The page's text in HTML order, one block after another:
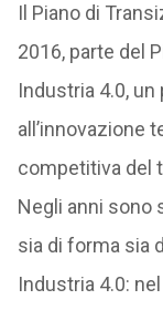
Il Piano di
2016, parte del
Industria 4.0,
all’innovazione
competitiva del
Negli anni sono
sia di forma sia
Industria 4.0: